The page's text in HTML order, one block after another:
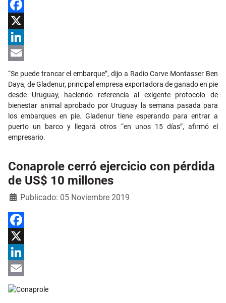
Facebook
X
LinkedIn
Email
“Se puede trancar el embarque”, dijo a Radio Carve Montasser Ben
Daya, de Gladenur, principal empresa exportadora de ganado en pie
desde Uruguay, haciendo referencia al exigente protocolo de
bienestar animal aprobado por Uruguay la semana pasada para
los embarques en pie. Gladenur tiene esperando para entrar a
puerto un barco y llegará otros “en unos 15 días”, afirmó el
empresario.
Conaprole cerró ejercicio con pérdida
de US$ 10 millones
Detalles
Publicado: 05 Noviembre 2019
Facebook
X
LinkedIn
Email